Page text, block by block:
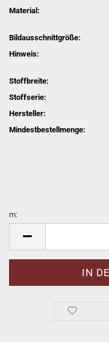
Material:
Bildausschnittgröße:
Hinweis:
Stoffbreite:
Stoffserie:
Hersteller:
Mindestbestellmenge:
m: